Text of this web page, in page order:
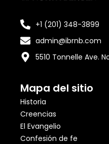
+1 (201) 348-3899
admin@ibrnb.com
5510 Tonnelle Ave.
Mapa del sitio
Historia
Creencias
El Evangelio
Confesión de fe